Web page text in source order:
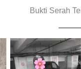
Bukti Serah